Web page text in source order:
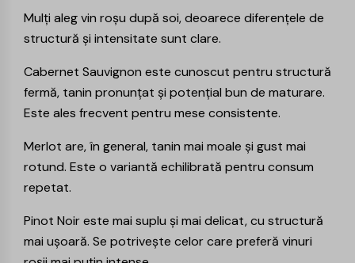
Mulți aleg vin roșu după soi, deoarece diferențele de
structură și intensitate sunt clare.
Cabernet Sauvignon este cunoscut pentru structură
fermă, tanin pronunțat și potențial bun de maturare.
Este ales frecvent pentru mese consistente.
Merlot are, în general, tanin mai moale și gust mai
rotund. Este o variantă echilibrată pentru consum
repetat.
Pinot Noireste mai suplu și mai delicat, cu structură
mai ușoară. Se potrivește celor care preferă vinuri